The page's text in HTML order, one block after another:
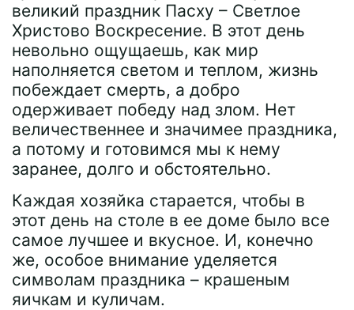
великий праздник Пасху – Светлое
Христово Воскресение. В этот день
невольно ощущаешь, как мир
наполняется светом и теплом, жизнь
побеждает смерть, а добро
одерживает победу над злом. Нет
величественнее и значимее праздника,
а потому и готовимся мы к нему
заранее, долго и обстоятельно.
Каждая хозяйка старается, чтобы в
этот день на столе в ее доме было все
самое лучшее и вкусное. И, конечно
же, особое внимание уделяется
символам праздника – крашеным
яичкам и куличам.